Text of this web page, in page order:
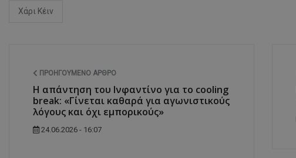
Χάρι Κέιν
ΠΡΟΗΓΟΎΜΕΝΟ ΆΡΘΡΟ
Η απάντηση του Ινφαντίνο για το cooling
break: «Γίνεται καθαρά για αγωνιστικούς
λόγους και όχι εμπορικούς»
24.06.2026 - 16:07